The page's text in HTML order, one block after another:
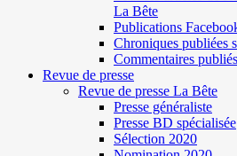
La Bête
Publications
Chroniques publiées
Commentaires
Revue de presse
Revue de presse La Bête
Presse généraliste
Presse BD spécialisée
Sélection 2020